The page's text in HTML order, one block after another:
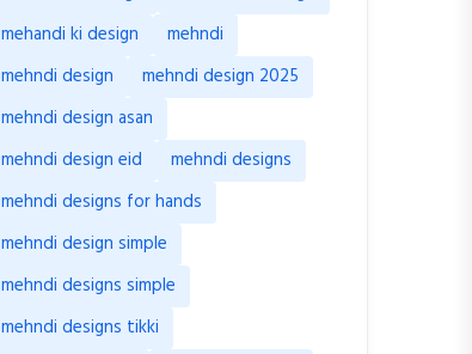
mehandi ki design
mehndi
mehndi design
mehndi design 2025
mehndi design asan
mehndi design eid
mehndi designs
mehndi designs for hands
mehndi design simple
mehndi designs simple
mehndi designs tikki